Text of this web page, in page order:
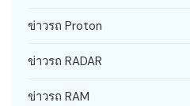
ข่าวรถ Proton
ข่าวรถ RADAR
ข่าวรถ RAM